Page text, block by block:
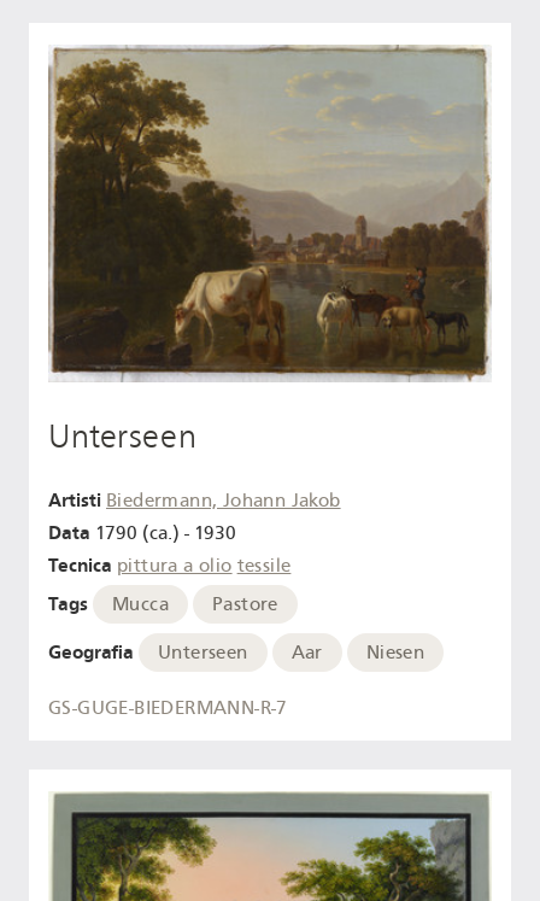
Unterseen
Artisti Biedermann, Johann Jakob
Data 1790 (ca.) - 1930
Tecnica pittura a olio tessile
Tags Mucca Pastore
Geografia Unterseen Aar Niesen
GS-GUGE-BIEDERMANN-R-7